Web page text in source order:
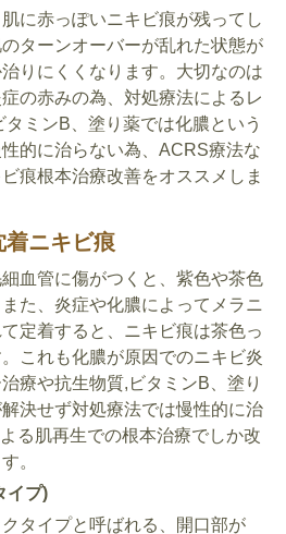
に赤っぽいニキビ痕が残ってし
ターンオーバーが乱れた状態が
りにくくなります。大切なのは
の赤みの為、対処療法によるレ
ミンB、塗り薬では化膿という
的に治らない為、ACRS療法な
痕根本治療改善をオススメしま
着ニキビ痕
血管に傷がつくと、紫色や茶色
た、炎症や化膿によってメラニ
定着すると、ニキビ痕は茶色っ
これも化膿が原因でのニキビ炎
療や抗生物質,ビタミンB、塗り
決せず対処療法では慢性的に治
る肌再生での根本治療でしか改
。
イプ)
タイプと呼ばれる、開口部が